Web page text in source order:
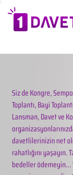
Siz de Kongre,
Toplantı, Bayi
Lansman, Davet ve
davetlilerinizin net
rahatlığını
bedeller ödemeyin...